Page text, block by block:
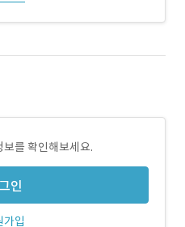
를 확인해보세요.
인
가입